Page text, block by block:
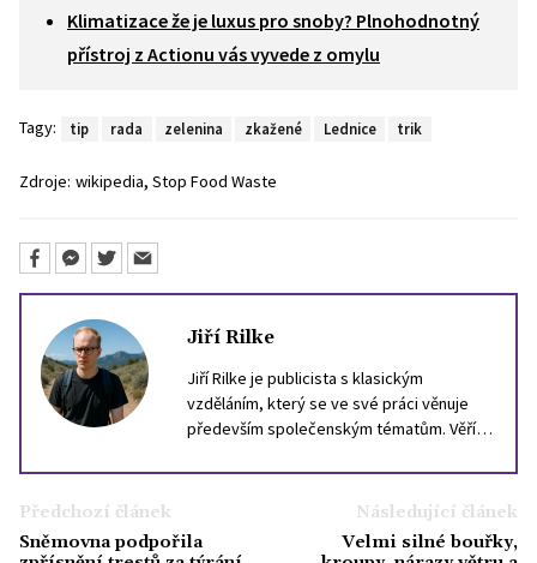
Klimatizace že je luxus pro snoby? Plnohodnotný
přístroj z Actionu vás vyvede z omylu
Tagy: tip rada zelenina zkažené Lednice trik
Zdroje: wikipedia, Stop Food Waste
Jiří Rilke
Jiří Rilke je publicista s klasickým
vzděláním, který se ve své práci věnuje
především společenským tématům. Věří,
zprostředkovat srozumitelně, aniž by se
vytratil jejich význam. Ve volném čase rád
čte filozofii, zajímá se o dějiny Evropy a
vždycky jej fascinoval svět celebrit, který
Předchozí článek
Sněmovna podpořila
Následující článek
Velmi silné bouřky,